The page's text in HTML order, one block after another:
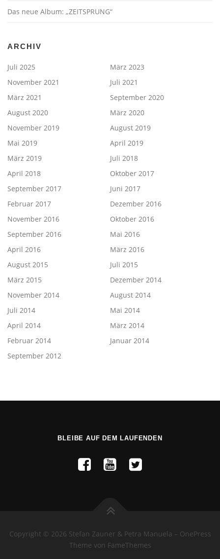
Das neue Album: „ZEITSPRUNG“
ARCHIV
Juli 2025
März 2023
November 2021
Juli 2021
März 2021
September 2020
August 2020
März 2020
November 2019
August 2019
Mai 2019
April 2019
März 2019
Juli 2018
April 2018
Oktober 2017
September 2017
Juni 2017
Februar 2017
Dezember 2016
November 2016
Oktober 2016
September 2016
Mai 2016
April 2016
März 2016
August 2015
Juli 2015
März 2015
Dezember 2014
November 2014
August 2014
Juli 2014
Mai 2014
April 2014
März 2014
Februar 2014
Januar 2014
September 2012
BLEIBE AUF DEM LAUFENDEN
Copyright © 2026 Stefan Zauner & Petra Manuela – OnePress
Theme von FameThemes